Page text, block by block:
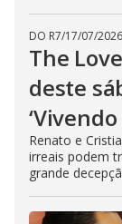
DO R7/17/07/2026
The
deste
Renato e
irreais podem
grande